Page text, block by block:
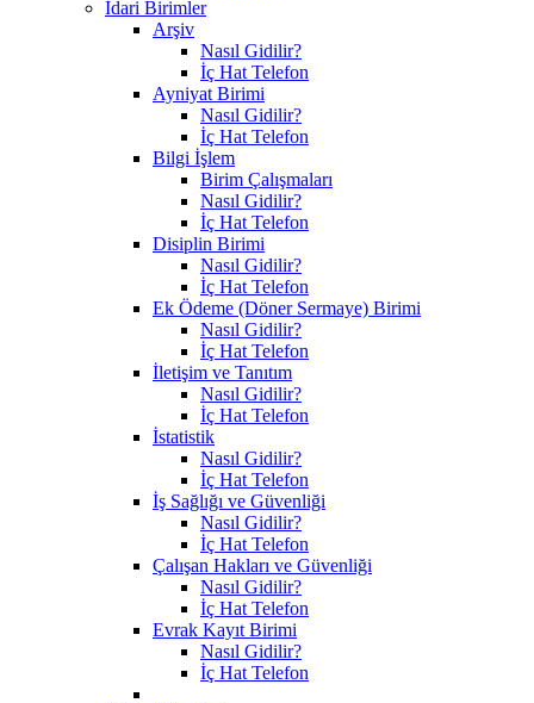
İdari Birimler
Arşiv
Nasıl Gidilir?
İç Hat Telefon
Ayniyat Birimi
Nasıl Gidilir?
İç Hat Telefon
Bilgi İşlem
Birim Çalışmaları
Nasıl Gidilir?
İç Hat Telefon
Disiplin Birimi
Nasıl Gidilir?
İç Hat Telefon
Ek Ödeme (Döner Sermaye) Birimi
Nasıl Gidilir?
İç Hat Telefon
İletişim ve Tanıtım
Nasıl Gidilir?
İç Hat Telefon
İstatistik
Nasıl Gidilir?
İç Hat Telefon
İş Sağlığı ve Güvenliği
Nasıl Gidilir?
İç Hat Telefon
Çalışan Hakları ve Güvenliği
Nasıl Gidilir?
İç Hat Telefon
Evrak Kayıt Birimi
Nasıl Gidilir?
İç Hat Telefon